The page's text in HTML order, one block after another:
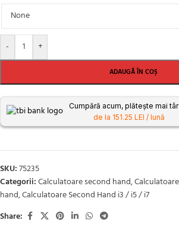
- +
ADAUGĂ ÎN COȘ
Cumpără acum, plătește mai
de la 151.25 LEI / lună
SKU:75235
Categorii:Calculatoare second hand,
hand,Calculatoare Second Hand i3 / i5 / i7
Share: